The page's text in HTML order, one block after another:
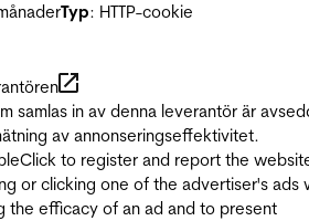
Typ: HTTP-cookie
samlas in av denna leverantör är
av annonseringseffektivitet.
to register and report the
or clicking one of the advertiser's ads
the efficacy of an ad and to present